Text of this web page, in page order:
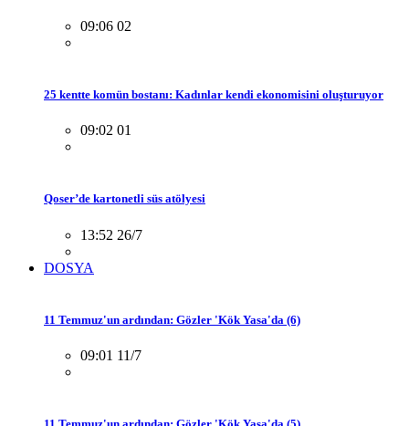
09:06 02
25 kentte komün bostanı: Kadınlar kendi ekonomisini oluşturuyor
09:02 01
Qoser’de kartonetli süs atölyesi
13:52 26/7
DOSYA
11 Temmuz'un ardından: Gözler 'Kök Yasa'da (6)
09:01 11/7